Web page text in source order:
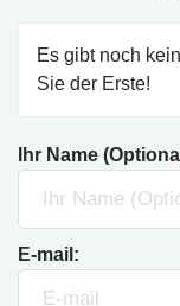
Es gibt noch
Sie der Erste!
Ihr Name
E-mail: